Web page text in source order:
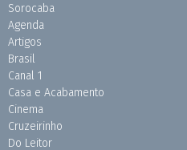
Sorocaba
Agenda
Artigos
Brasil
Canal 1
Casa e Acabamento
Cinema
Cruzeirinho
Do Leitor